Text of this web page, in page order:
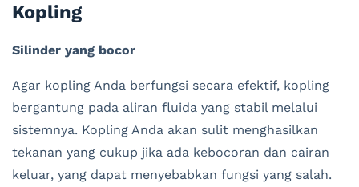
Kopling
Silinder yang bocor
Agar kopling Anda berfungsi secara efektif, kopling
bergantung pada aliran fluida yang stabil melalui
sistemnya. Kopling Anda akan sulit menghasilkan
tekanan yang cukup jika ada kebocoran dan cairan
keluar, yang dapat menyebabkan fungsi yang salah.